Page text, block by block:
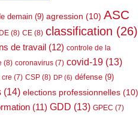
demain (9) agression (10) ASC
(8) CE (8) classification (26)
de travail (12) controle de la
(8) coronavirus (7) covid-19 (13)
cre (7) CSP (8) DP (6) défense (9)
(14) elections professionnelles (10)
(11) GDD (13) GPEC (7)